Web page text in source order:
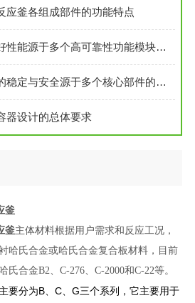
应釜各组成部件的功能特点
磁力高压反应釜良好性能源于多个高可靠性功能模块的精密集成
实验室高压反应釜的稳定与安全源于多个核心部件的科学设计
器设计的总体要求
釜
釜主体材料根据用户需求和反应工况，
哈氏合金或哈氏合金复合板材料，目前
合金B2、C-276、C-2000和C-22等。
要分为B、C、G三个系列，它主要用于